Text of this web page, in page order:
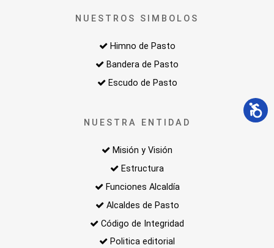
NUESTROS SIMBOLOS
Himno de Pasto
Bandera de Pasto
Escudo de Pasto
NUESTRA ENTIDAD
Misión y Visión
Estructura
Funciones Alcaldía
Alcaldes de Pasto
Código de Integridad
Politica editorial